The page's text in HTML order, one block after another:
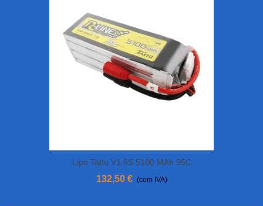
Lipo Tattu V1 6S 5100 MAh 95C
132,50 € (com IVA)